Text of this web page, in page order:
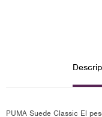
PUMA Suede Classic El